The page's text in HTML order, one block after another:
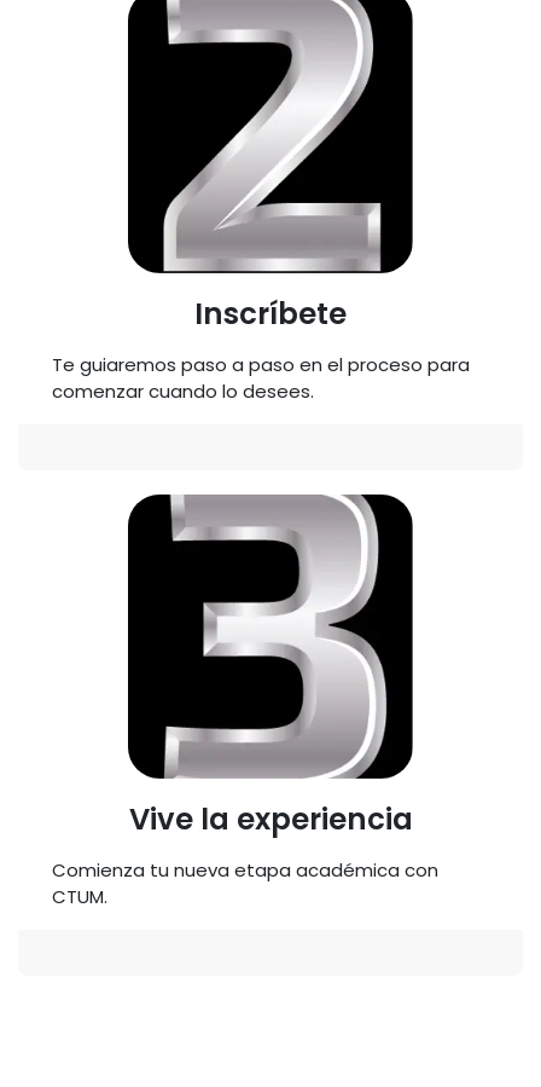
Inscríbete
Te guiaremos paso a paso en el proceso para
comenzar cuando lo desees.
Vive la experiencia
Comienza tu nueva etapa académica con
CTUM.